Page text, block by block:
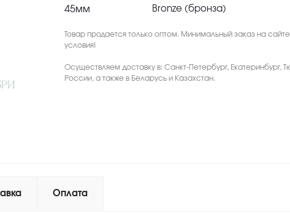
45мм Bronze (бронза)
Товар продается только оптом. Минимальный заказ на
условия!
Осуществляем доставку в: Санкт-Петербург, Екатеринбург,
России, а также в Беларусь и Казахстан.
Оплата